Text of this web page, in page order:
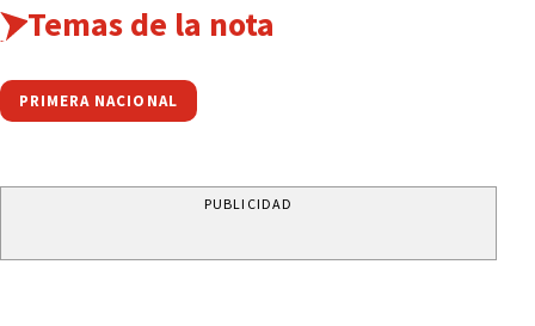
Temas de la nota
PRIMERA NACIONAL
PUBLICIDAD